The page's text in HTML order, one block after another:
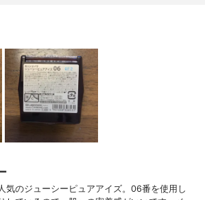
気のジューシーピュアアイズ。06番を使用し